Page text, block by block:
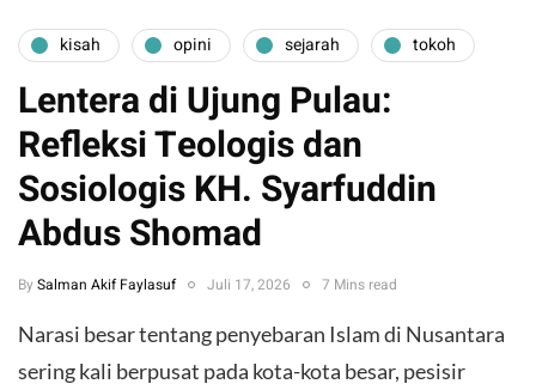
kisah opini sejarah tokoh
Lentera di Ujung Pulau:
Refleksi Teologis dan
Sosiologis KH. Syarfuddin
Abdus Shomad
By Salman Akif Faylasuf Juli 17, 2026 7 Mins read
Narasi besar tentang penyebaran Islam di Nusantara
sering kali berpusat pada kota-kota besar, pesisir